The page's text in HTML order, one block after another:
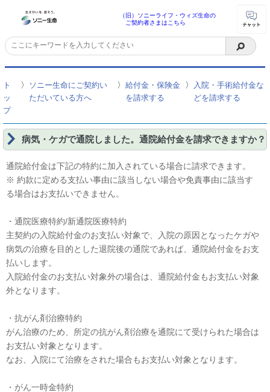
（旧）ソニーライフ・ウィズ生命の
ご契約者さまはこちら
ト
ッ
プ
〉
ソニー生命にご契約い
ただいている方へ
〉
給付金・保険金
を請求する
〉
入院・手術給付金な
どを請求する
病気・ケガで通院しました。通院給付金を請求できますか？
通院給付金は下記の特約に加入されている場合に請求できます。
※ 約款に定める支払い事由に該当しない場合や免責事由に該当す
る場合はお支払いできません。
・通院医療特約/新通院医療特約
主契約の入院給付金のお支払い対象で、入院の原因となったケガや
病気の治療を目的とした退院後の通院であれば、通院給付金をお支
払いします。
入院給付金のお支払い対象外の場合は、通院給付金もお支払い対象
外となります。
・抗がん剤治療特約
がん治療のため、所定の抗がん剤治療を通院にて受けられた場合は
お支払い対象となります。
なお、入院にて治療をされた場合もお支払い対象となります。
・がん一時金特約